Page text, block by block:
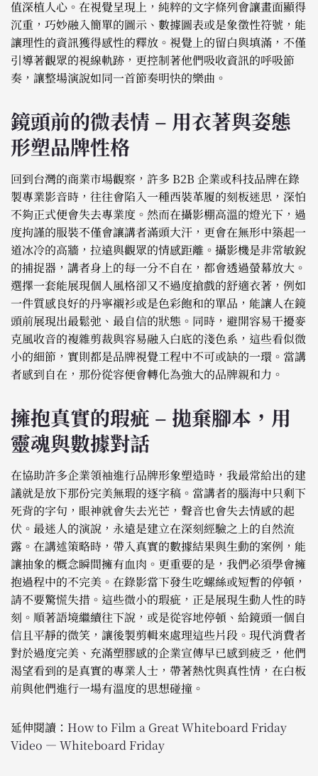
值深植人心。在視覺呈現上，純粹的文字條列會讓畫面顯得
沉重，巧妙融入簡單的圖示、數據圖表或是象徵性符號，能
讓理性的資訊獲得感性的釋放。視覺上的留白與填滿，不僅
引導著觀眾的視線軌跡，更控制著他們吸收資訊的呼吸節
奏，讓整場演說如同一首節奏明快的樂曲。
鏡頭前的微表情 – 用衣著與姿態
形塑品牌性格
回到台灣的商業市場觀察，許多 B2B 企業或科技品牌在錄
製專業影音時，往往會陷入一種西裝革履的刻板迷思，深怕
不夠正式便會失去專業度。然而在攝影棚高溫的燈光下，過
度拘謹的服裝不僅會讓講者滿頭大汗，更會在無形中築起一
道冰冷的高牆，拉遠與觀眾的情感距離。攝影機是非常敏銳
的捕捉器，講者身上的每一分不自在，都會透過螢幕放大。
選擇一套能展現個人風格卻又不過度搶戲的舒適衣著，例如
一件質感良好的丹寧襯衫或是色彩飽和的單品，能讓人在鏡
頭前展現出最鬆弛、最自信的狀態。同時，避開容易干擾麥
克風收音的複雜剪裁與容易融入白底的淺色系，這些看似微
小的細節，實則都是品牌視覺工程中不可或缺的一環。當講
者感到自在，那份從容便會轉化為強大的品牌親和力。
擁抱真實的瑕疵 – 拋棄腳本，用
靈魂與數據對話
在協助許多企業領袖進行品牌形象塑造時，我最常給出的建
議就是放下那份完美無瑕的逐字稿。當講者的腦海中只剩下
死背的字句，眼神就會失去光芒，聲音也會失去情感的起
伏。最迷人的演說，永遠是建立在深刻經驗之上的自然流
露。在講述策略時，帶入真實的數據結果與生動的案例，能
讓抽象的概念瞬間擁有血肉。更重要的是，我們必須學會擁
抱過程中的不完美。在錄影當下發生吃螺絲或短暫的停頓，
請不要驚慌失措。這些微小的瑕疵，正是展現生動人性的時
刻。順著語境繼續往下說，或是從容地停頓、給鏡頭一個自
信且平靜的微笑，讓後製剪輯來處理這些片段。現代消費者
對於過度完美、充滿塑膠感的企業宣傳早已感到疲乏，他們
渴望看到的是真實的專業人士，帶著熱忱與真性情，在白板
前與他們進行一場有溫度的思想碰撞。
延伸閱讀： How to Film a Great Whiteboard Friday
Video — Whiteboard Friday